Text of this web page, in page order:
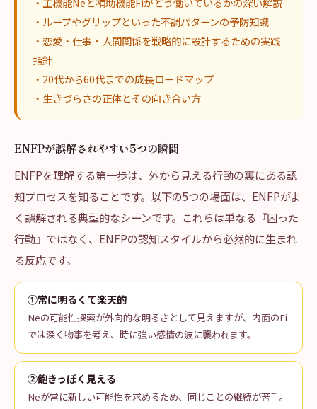
・ループやグリップといった不調パターンの予防知識
・恋愛・仕事・人間関係を戦略的に設計するための実践
指針
・20代から60代までの成長ロードマップ
・生きづらさの正体とその向き合い方
ENFPが誤解されやすい5つの瞬間
ENFPを理解する第一歩は、外から見える行動の裏にある認
知プロセスを知ることです。以下の5つの場面は、ENFPがよ
く誤解される典型的なシーンです。これらは単なる『困った
行動』ではなく、ENFPの認知スタイルから必然的に生まれ
る反応です。
①常に明るくて楽天的
Neの可能性探索が外向的な明るさとして見えますが、内面のFi
では深く物事を考え、時に強い感情の波に襲われます。
②飽きっぽく見える
Neが常に新しい可能性を求めるため、同じことの継続が苦手。